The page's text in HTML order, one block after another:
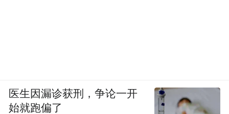
医生因漏诊获刑，争论一开
始就跑偏了